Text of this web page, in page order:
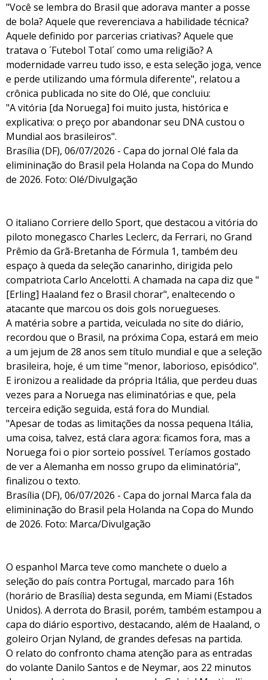
"Você se lembra do Brasil que adorava manter a posse
de bola? Aquele que reverenciava a habilidade técnica?
Aquele definido por parcerias criativas? Aquele que
tratava o ´Futebol Total´ como uma religião? A
modernidade varreu tudo isso, e esta seleção joga, vence
e perde utilizando uma fórmula diferente", relatou a
crônica publicada no site do Olé, que concluiu:
"A vitória [da Noruega] foi muito justa, histórica e
explicativa: o preço por abandonar seu DNA custou o
Mundial aos brasileiros".
Brasília (DF), 06/07/2026 - Capa do jornal Olé fala da
elimininação do Brasil pela Holanda na Copa do Mundo
de 2026. Foto: Olé/Divulgação
O italiano Corriere dello Sport, que destacou a vitória do
piloto monegasco Charles Leclerc, da Ferrari, no Grand
Prêmio da Grã-Bretanha de Fórmula 1, também deu
espaço à queda da seleção canarinho, dirigida pelo
compatriota Carlo Ancelotti. A chamada na capa diz que "
[Erling] Haaland fez o Brasil chorar", enaltecendo o
atacante que marcou os dois gols noruegueses.
A matéria sobre a partida, veiculada no site do diário,
recordou que o Brasil, na próxima Copa, estará em meio
a um jejum de 28 anos sem título mundial e que a seleção
brasileira, hoje, é um time "menor, laborioso, episódico".
E ironizou a realidade da própria Itália, que perdeu duas
vezes para a Noruega nas eliminatórias e que, pela
terceira edição seguida, está fora do Mundial.
"Apesar de todas as limitações da nossa pequena Itália,
uma coisa, talvez, está clara agora: ficamos fora, mas a
Noruega foi o pior sorteio possível. Teríamos gostado
de ver a Alemanha em nosso grupo da eliminatória",
finalizou o texto.
Brasília (DF), 06/07/2026 - Capa do jornal Marca fala da
elimininação do Brasil pela Holanda na Copa do Mundo
de 2026. Foto: Marca/Divulgação
O espanhol Marca teve como manchete o duelo a
seleção do país contra Portugal, marcado para 16h
(horário de Brasília) desta segunda, em Miami (Estados
Unidos). A derrota do Brasil, porém, também estampou a
capa do diário esportivo, destacando, além de Haaland, o
goleiro Orjan Nyland, de grandes defesas na partida.
O relato do confronto chama atenção para as entradas
do volante Danilo Santos e de Neymar, aos 22 minutos